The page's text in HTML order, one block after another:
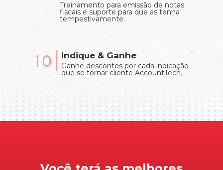
Treinamento para emissão de notas
fiscais e suporte para que as tenha
tempestivamente.
10 Indique & Ganhe
Ganhe descontos por cada indicação
que se tornar cliente AccountTech.